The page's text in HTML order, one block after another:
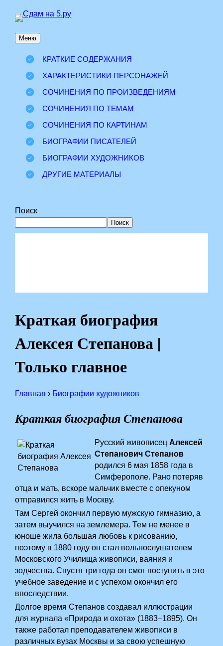
Перейти
содержимому
Меню
КРАТКИЕ СОДЕРЖАНИЯ
ХАРАКТЕРИСТИКИ ПЕРСОНАЖЕЙ
СОЧИНЕНИЯ ПО ПРОИЗВЕДЕНИЯМ
СОЧИНЕНИЯ ПО ТЕМАМ
СОЧИНЕНИЯ ПО КАРТИНАМ
БИОГРАФИИ ПИСАТЕЛЕЙ
БИОГРАФИИ ХУДОЖНИКОВ
ДРУГИЕ МАТЕРИАЛЫ
Поиск
Поиск
Краткая биография
Алексея Степанова |
Только главное
Главная › Биографии художников
Краткая биография Степанова
Русский живописецАлексей
Степанович Степанов
родился 6 мая 1858 года в
Симферополе. Рано потеряв
отца и мать, вскоре мальчик вместе с опекуном
отправился жить в Москву.
Там Сергей окончил первую мужскую гимназию, а
затем выучился на землемера. Тем не менее в
юноше жила большая любовь к рисованию,
поэтому в 1880 году он стал вольнослушателем
Московского Училища живописи, ваяния и
зодчества. Спустя три года он смог поступить в это
учебное заведение и с успехом окончил его
впоследствии.
Долгое время Степанов создавал иллюстрации
для журнала «Природа и охота» (1883–1895). Он
также работал преподавателем живописи в
различных вузах Москвы и за свою успешную